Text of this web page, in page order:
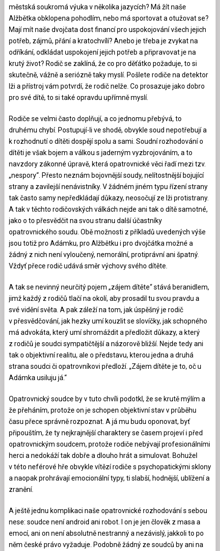
městská soukromá výuka v několika jazycích? Má žít naše
Alžbětka obklopena pohodlím, nebo má sportovat a otužovat se?
Mají mít naše dvojčata dost financí pro uspokojování všech jejich
potřeb, zájmů, přání a kratochvílí? Anebo je třeba je zvykat na
odříkání, odkládat uspokojení jejich potřeb a připravovat je na
krutý život? Rodič se zaklíná, že co pro děťátko požaduje, to si
skutečně, vážně a seriózně taky myslí. Pošlete rodiče na detektor
lži a přístroj vám potvrdí, že rodič nelže. Co prosazuje jako dobro
pro své dítě, to si také opravdu upřímně myslí.
Rodiče se velmi často doplňují, a co jednomu přebývá, to
druhému chybí. Postupují-li ve shodě, obvykle soud nepotřebují a
k rozhodnutí o dítěti dospějí spolu a sami. Soudní rozhodování o
dítěti je však bojem a válkou s jaderným vyzbrojováním, a to
navzdory zákonné úpravě, která opatrovnické věci řadí mezi tzv.
„nespory“. Přesto neznám bojovnější soudy, nelítostnější bojující
strany a zavilejší nenávistníky. V žádném jiném typu řízení strany
tak často samy nepředkládají důkazy, neosočují ze lži protistrany.
A tak v těchto rodičovských válkách nejde ani tak o dítě samotné,
jako o to přesvědčit na svou stranu další účastníky
opatrovnického soudu. Obě možnosti z příkladů uvedených výše
jsou totiž pro Adámku, pro Alžbětku i pro dvojčátka možné a
žádný z nich není vyloučený, nemorální, protiprávní ani špatný.
Vždyť přece rodič udává směr výchovy svého dítěte.
A tak se nevinný neurčitý pojem „zájem dítěte“ stává beranidlem,
jimž každý z rodičů tlačí na okolí, aby prosadil tu svou pravdu a
své vidění světa. A pak záleží na tom, jak úspěšný je rodič
v přesvědčování, jak hezky umí kouzlit se slovíčky, jak schopného
má advokáta, který umí shromáždit a předložit důkazy, a který
z rodičů je soudci sympatičtější a názorově bližší. Nejde tedy ani
tak o objektivní realitu, ale o představu, kterou jedna a druhá
strana soudci či opatrovníkovi předloží. „Zájem dítěte je to, oč u
Adámka usiluju já.“
Opatrovnický soudce by v tuto chvíli podotkl, že se krutě mýlím a
že přeháním, protože on je schopen objektivní stav v průběhu
času přece správně rozpoznat. A já mu budu oponovat, byť
připouštím, že ty nejkrajnější charaktery se časem projeví i před
opatrovnickým soudcem, protože rodiče nebývají profesionálními
herci a nedokáží tak dobře a dlouho hrát a simulovat. Bohužel
v této neférové hře obvykle vítězí rodiče s psychopatickými sklony
a naopak prohrávají emocionální typy, ti slabší, hodnější, ublížení a
zranění.
A ještě jednu komplikaci naše opatrovnické rozhodování s sebou
nese: soudce není android ani robot. I on je jen člověk z masa a
emocí, ani on není absolutně nestranný a nezávislý, jakkoli to po
něm české právo vyžaduje. Podobně žádný ze soudců by ani na